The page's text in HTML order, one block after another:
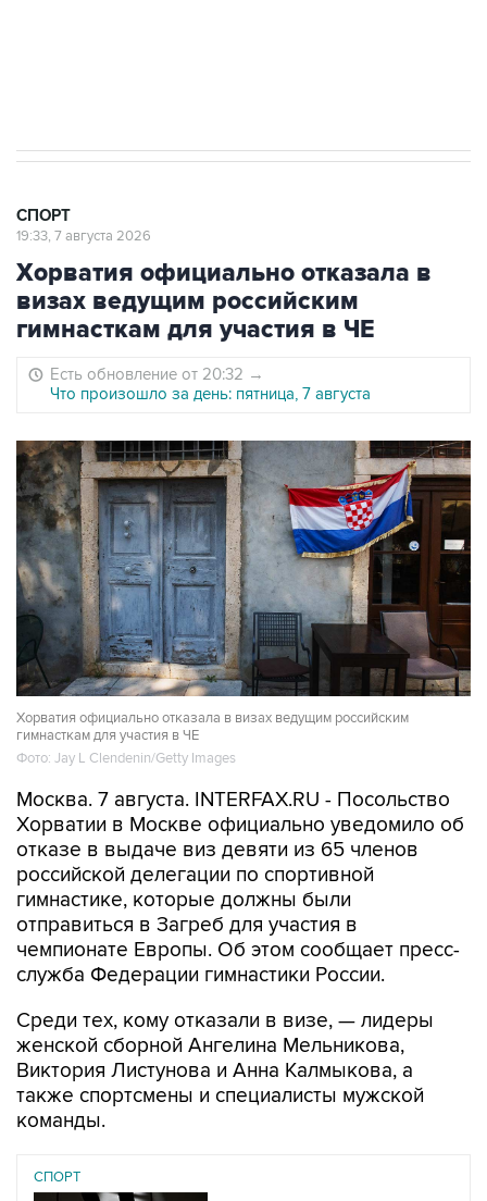
СПОРТ
19:33, 7 августа 2026
Хорватия официально отказала в
визах ведущим российским
гимнасткам для участия в ЧЕ
Есть обновление от 20:32 →
Что произошло за день: пятница, 7 августа
Хорватия официально отказала в визах ведущим российским
гимнасткам для участия в ЧЕ
Фото: Jay L Clendenin/Getty Images
Москва. 7 августа. INTERFAX.RU - Посольство
Хорватии в Москве официально уведомило об
отказе в выдаче виз девяти из 65 членов
российской делегации по спортивной
гимнастике, которые должны были
отправиться в Загреб для участия в
чемпионате Европы. Об этом сообщает пресс-
служба Федерации гимнастики России.
Среди тех, кому отказали в визе, — лидеры
женской сборной Ангелина Мельникова,
Виктория Листунова и Анна Калмыкова, а
также спортсмены и специалисты мужской
команды.
СПОРТ